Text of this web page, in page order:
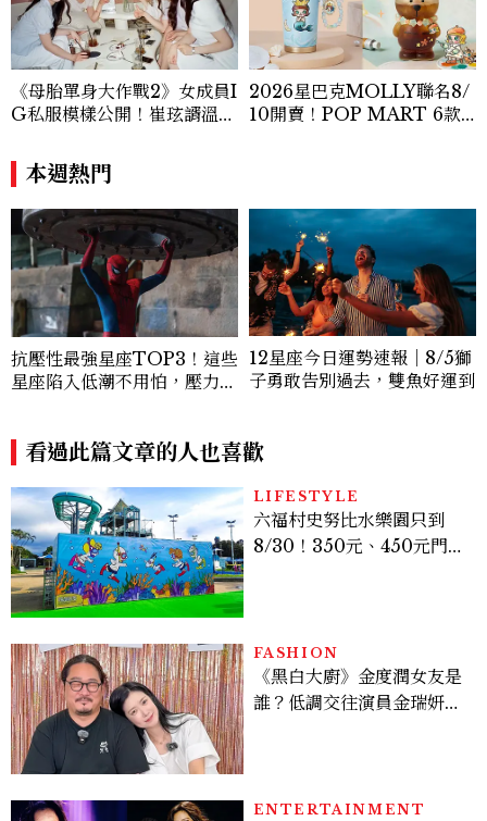
《母胎單身大作戰2》女成員I
G私服模樣公開！崔玹諝溫柔
低調千金？
2026星巴克MOLLY聯名8/
10開賣！POP MART 6款
本週熱門
抗壓性最強星座TOP3！這些
星座陷入低潮不用怕，壓力能
12星座今日運勢速報｜8/5獅
子勇敢告別過去，雙魚好運到
看過此篇文章的人也喜歡
LIFESTYLE
六福村史努比水樂園只到
8/30！350元、450元門票
FASHION
《黑白大廚》金度潤女友是
誰？低調交往演員金瑞妍、
ENTERTAINMENT